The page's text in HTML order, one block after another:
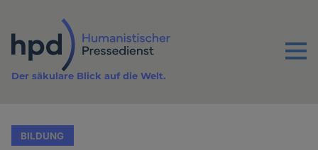
Inhalt
Menu
Der säkulare Blick auf die Welt.
BILDUNG